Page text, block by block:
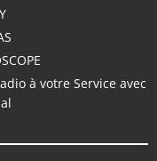
à votre Service avec